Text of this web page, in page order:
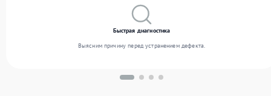
Быстрая диагностика
Выясним причину перед устранением дефекта.